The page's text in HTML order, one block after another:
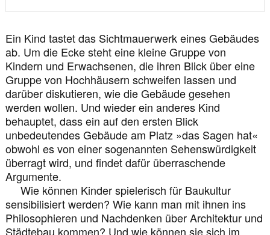
Ein Kind tastet das Sichtmauerwerk eines Gebäudes
ab. Um die Ecke steht eine kleine Gruppe von
Kindern und Erwachsenen, die ihren Blick über eine
Gruppe von Hochhäusern schweifen lassen und
darüber diskutieren, wie die Gebäude gesehen
werden wollen. Und wieder ein anderes Kind
behauptet, dass ein auf den ersten Blick
unbedeutendes Gebäude am Platz »das Sagen hat«
obwohl es von einer sogenannten Sehenswürdigkeit
überragt wird, und findet dafür überraschende
Argumente.
Wie können Kinder spielerisch für Baukultur
sensibilisiert werden? Wie kann man mit ihnen ins
Philosophieren und Nachdenken über Architektur und
Städtebau kommen? Und wie können sie sich im